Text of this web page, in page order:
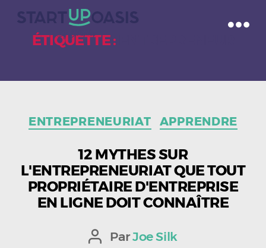
ÉTIQUETTE :
ENTREPRENEURIAT APPRENDRE
12 MYTHES SUR
L'ENTREPRENEURIAT QUE TOUT
PROPRIÉTAIRE D'ENTREPRISE
EN LIGNE DOIT CONNAÎTRE
Auteur
ParJoe Silk